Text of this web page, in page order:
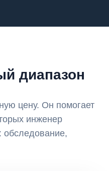
диапазон
цену. Он помогает
инженер